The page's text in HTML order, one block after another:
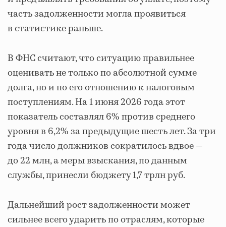
часть задолженности могла проявиться
в статистике раньше.
В ФНС считают, что ситуацию правильнее
оценивать не только по абсолютной сумме
долга, но и по его отношению к налоговым
поступлениям. На 1 июня 2026 года этот
показатель составлял 6% против среднего
уровня в 6,2% за предыдущие шесть лет. За три
года число должников сократилось вдвое —
до 22 млн, а меры взыскания, по данным
службы, принесли бюджету 1,7 трлн руб.
Дальнейший рост задолженности может
сильнее всего ударить по отраслям, которые